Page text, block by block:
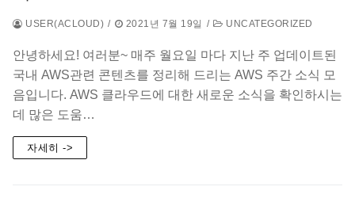
USER(ACLOUD) / 2021년 7월 19일 / UNCATEGORIZED
안녕하세요! 여러분~ 매주 월요일 마다 지난 주 업데이트된
국내 AWS관련 콘텐츠를 정리해 드리는 AWS 주간 소식 모
음입니다. AWS 클라우드에 대한 새로운 소식을 확인하시는
데 많은 도움…
자세히 ->